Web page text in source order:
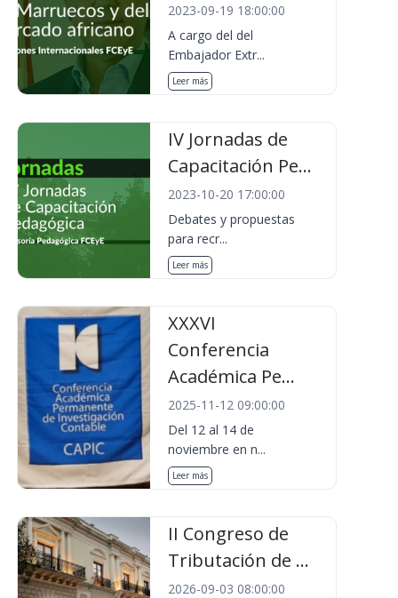
2023-09-19 18:00:00
A cargo del del
Embajador Extr...
Leer más
IV Jornadas de
Capacitación Pe...
2023-10-20 17:00:00
Debates y propuestas
para recr...
Leer más
XXXVI
Conferencia
Académica Pe...
2025-11-12 09:00:00
Del 12 al 14 de
noviembre en n...
Leer más
II Congreso de
Tributación de ...
2026-09-03 08:00:00